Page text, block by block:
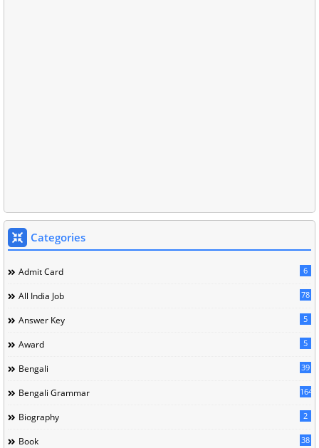
Categories
Admit Card 6
All India Job 78
Answer Key 5
Award 5
Bengali 39
Bengali Grammar 164
Biography 2
Book 38